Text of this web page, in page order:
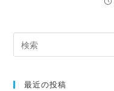
最近の投稿